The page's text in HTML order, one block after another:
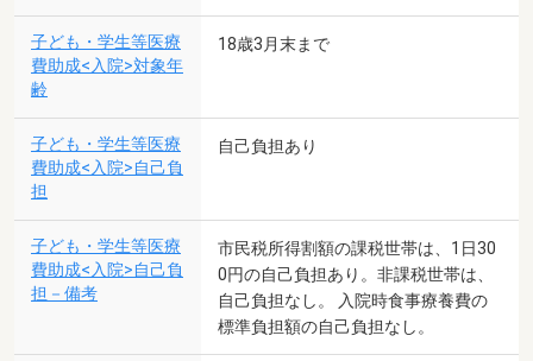
子ども・学生等医療
費助成<入院>対象年
齢
18歳3月末まで
子ども・学生等医療
費助成<入院>自己負
担
自己負担あり
子ども・学生等医療
費助成<入院>自己負
担－備考
市民税所得割額の課税世帯は、1日30
0円の自己負担あり。非課税世帯は、
自己負担なし。 入院時食事療養費の
標準負担額の自己負担なし。